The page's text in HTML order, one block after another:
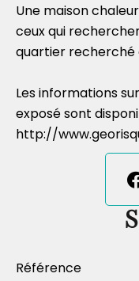
Une maison
ceux qui
quartier recherché
Les informations
exposé sont
http://
Référence